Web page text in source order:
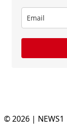
© 2026 |